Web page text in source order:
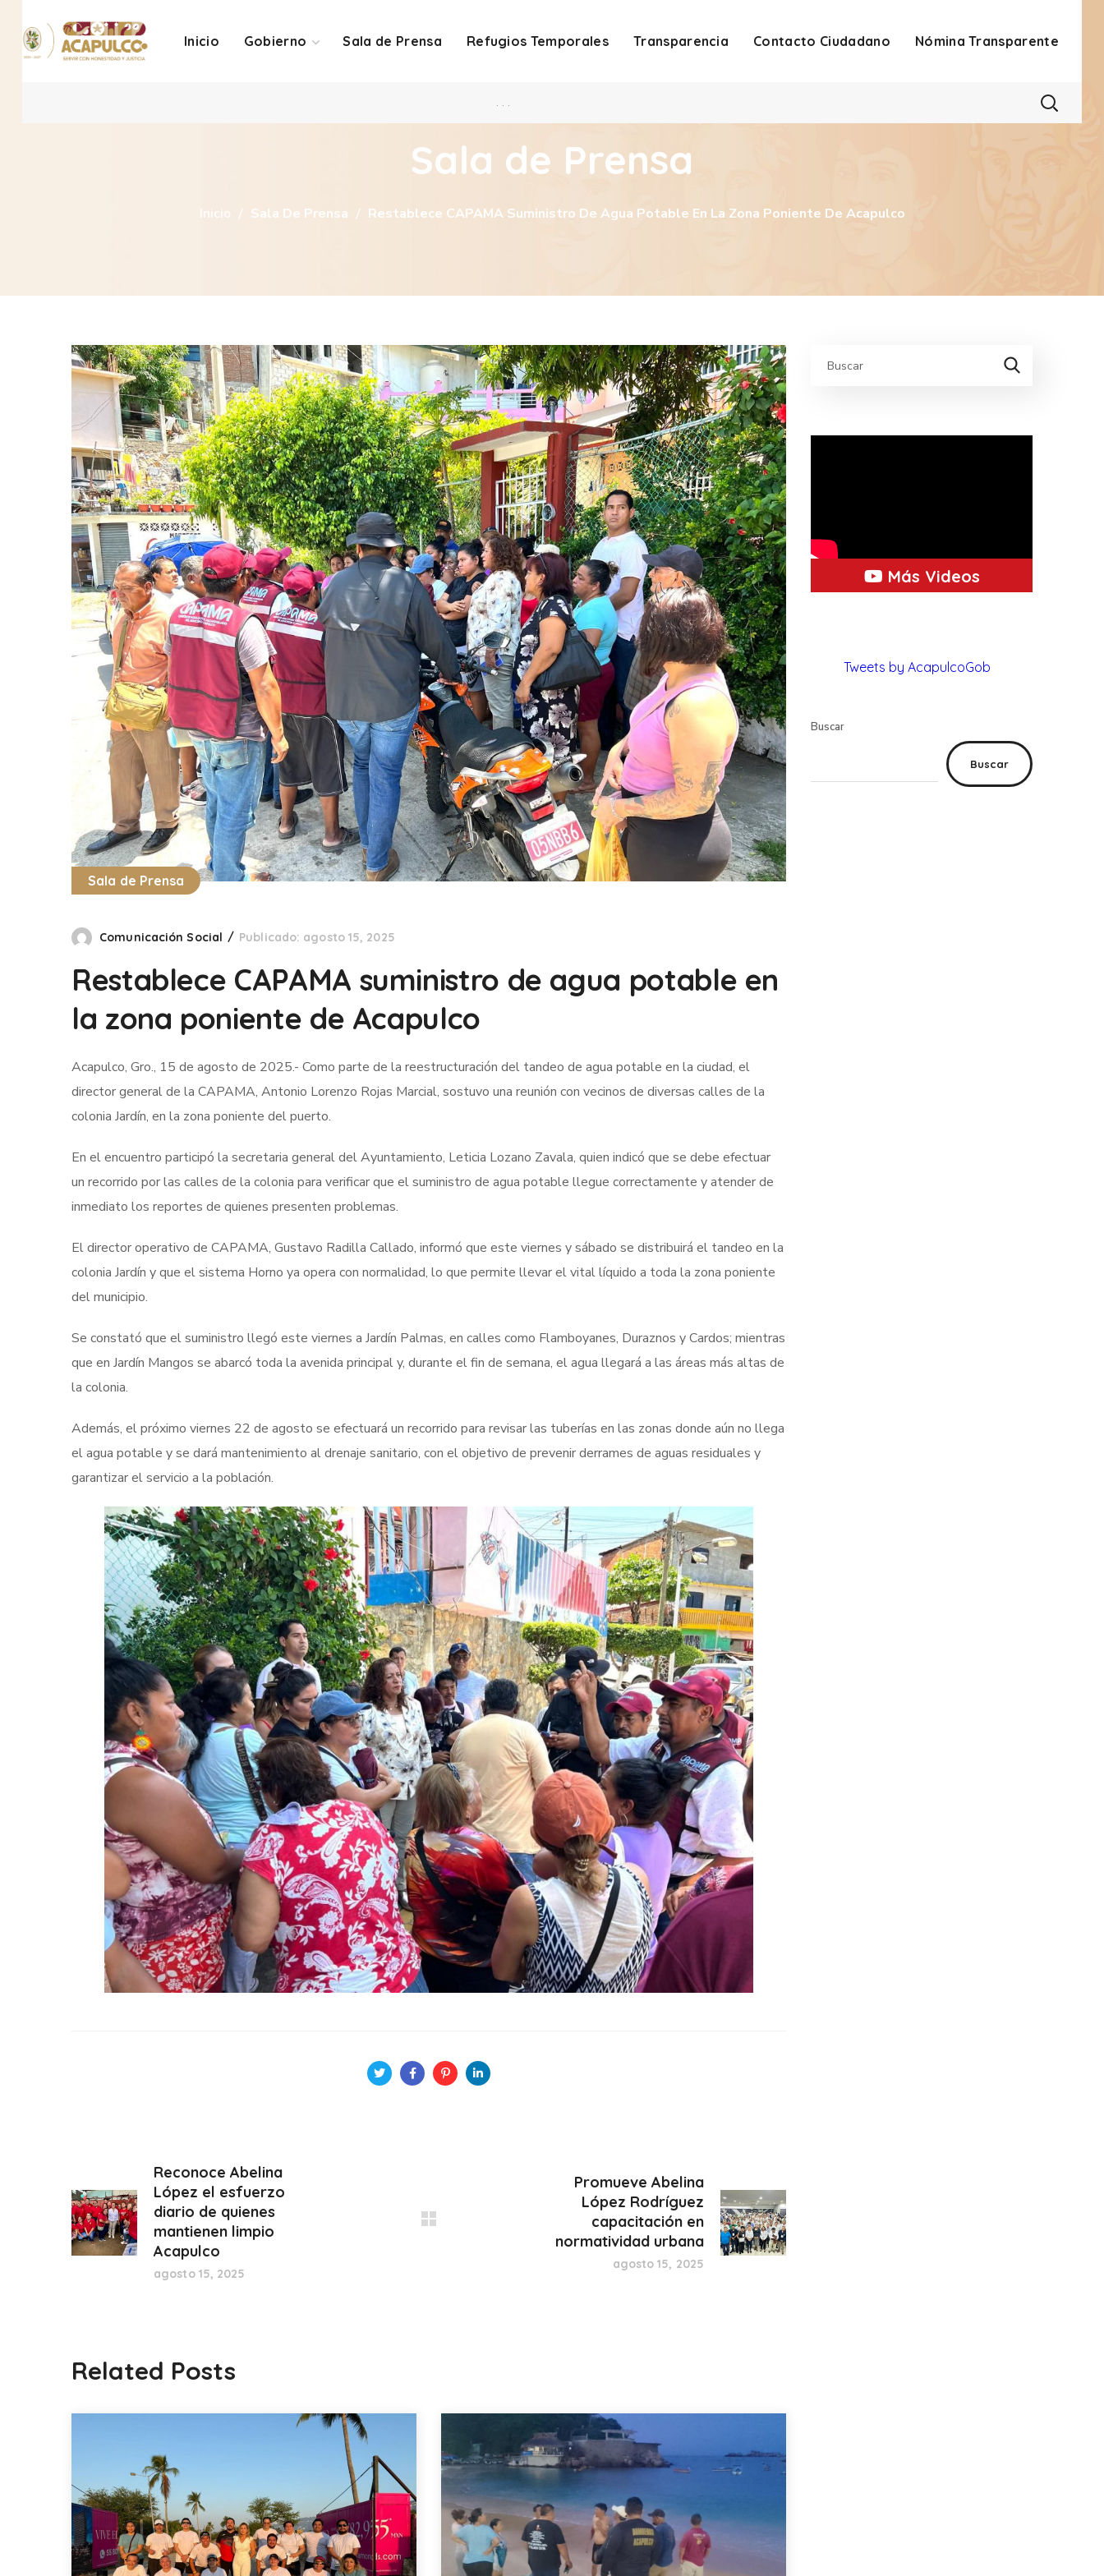
Inicio Gobierno Sala de Prensa Refugios Temporales Transparencia Contacto Ciudadano Nómina Transparente
. . .
Sala de Prensa
Inicio Sala De Prensa Restablece CAPAMA Suministro De Agua Potable En La Zona Poniente De Acapulco
Sala de Prensa
Comunicación Social Publicado: agosto 15, 2025
Restablece CAPAMA suministro de agua potable en
la zona poniente de Acapulco
Acapulco, Gro., 15 de agosto de 2025.- Como parte de la reestructuración del tandeo de agua potable en la ciudad, el
director general de la CAPAMA, Antonio Lorenzo Rojas Marcial, sostuvo una reunión con vecinos de diversas calles de la
colonia Jardín, en la zona poniente del puerto.
En el encuentro participó la secretaria general del Ayuntamiento, Leticia Lozano Zavala, quien indicó que se debe efectuar
un recorrido por las calles de la colonia para verificar que el suministro de agua potable llegue correctamente y atender de
inmediato los reportes de quienes presenten problemas.
El director operativo de CAPAMA, Gustavo Radilla Callado, informó que este viernes y sábado se distribuirá el tandeo en la
colonia Jardín y que el sistema Horno ya opera con normalidad, lo que permite llevar el vital líquido a toda la zona poniente
del municipio.
Se constató que el suministro llegó este viernes a Jardín Palmas, en calles como Flamboyanes, Duraznos y Cardos; mientras
que en Jardín Mangos se abarcó toda la avenida principal y, durante el fin de semana, el agua llegará a las áreas más altas de
la colonia.
Además, el próximo viernes 22 de agosto se efectuará un recorrido para revisar las tuberías en las zonas donde aún no llega
el agua potable y se dará mantenimiento al drenaje sanitario, con el objetivo de prevenir derrames de aguas residuales y
garantizar el servicio a la población.
Reconoce Abelina
López el esfuerzo
diario de quienes
mantienen limpio
Acapulco
agosto 15, 2025
Promueve Abelina
López Rodríguez
capacitación en
normatividad urbana
agosto 15, 2025
Related Posts
Más Videos
Tweets by AcapulcoGob
Buscar
Buscar